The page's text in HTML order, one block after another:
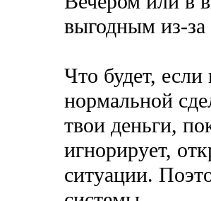
выгодным из-за
Что будет,
нормальной
твои деньги,
игнорирует,
ситуации.